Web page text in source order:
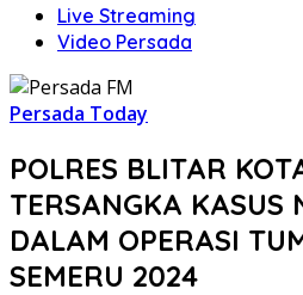
Live Streaming
Video Persada
Persada Today
POLRES BLITAR
TERSANGKA KASUS
DALAM OPERASI
SEMERU 2024